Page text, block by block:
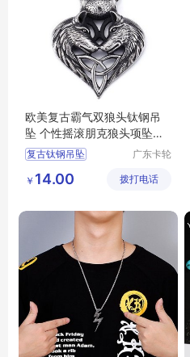
欧美复古霸气双狼头钛钢吊
坠 个性摇滚朋克狼头项坠配
饰批发
复古钛钢吊坠
狼头吊坠
广东卡轮
公司
￥ 14.00 拨打电话